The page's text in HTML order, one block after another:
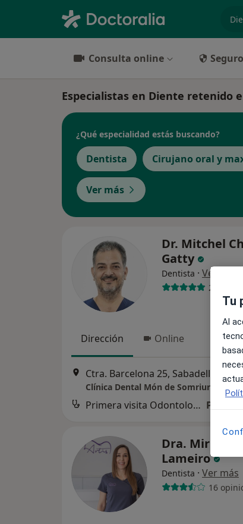
Consulta online Seguro
Especialistas en Diente retenido
¿Qué especialidad estás buscando?
Dentista Cirujano oral y
Ver más
Dr. Mitchel
Gatty
Dentista · Ver más
236
Dirección Online
Ctra. Barcelona 25, Sabadell Mapa
Clínica Dental Món de Somriures
Primera visita Odontología Precio
Dra. Miriam
Lameiro
Dentista · Ver más
16
Tu
Al